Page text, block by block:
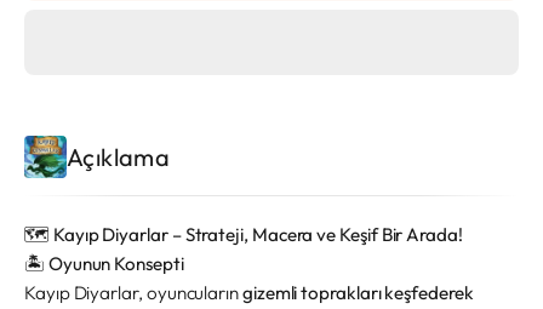
Açıklama
🗺️ Kayıp Diyarlar – Strateji, Macera ve Keşif Bir Arada!
🏝️ Oyunun Konsepti
Kayıp Diyarlar, oyuncularıngizemli toprakları keşfederek